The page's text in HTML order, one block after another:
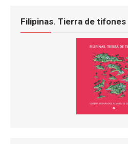
Filipinas. Tierra de tifones